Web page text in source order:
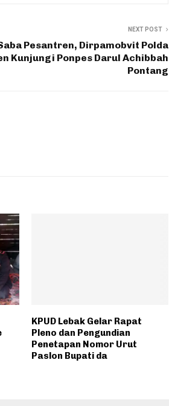
NEXT POST
Pesantren, Dirpamobvit Polda
Kunjungi Ponpes Darul Achibbah
Pontang
KPUD Lebak Gelar Rapat
Pleno dan Pengundian
Penetapan Nomor Urut
Paslon Bupati da